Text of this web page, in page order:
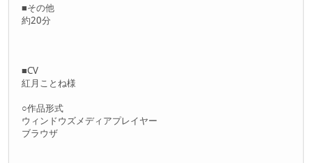
■その他
約20分
■CV
紅月ことね様
○作品形式
ウィンドウズメディアプレイヤー
ブラウザ